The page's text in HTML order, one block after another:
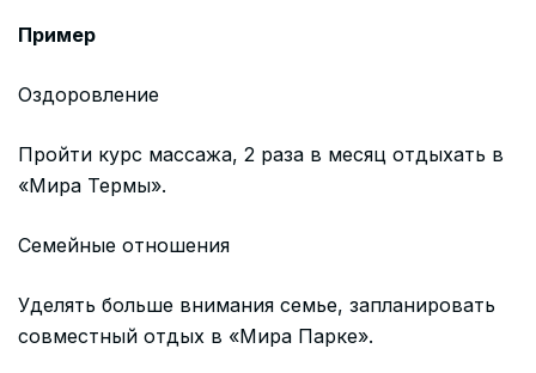
Пример
Оздоровление
Пройти курс массажа, 2 раза в месяц отдыхать в
«Мира Термы».
Семейные отношения
Уделять больше внимания семье, запланировать
совместный отдых в «Мира Парке».